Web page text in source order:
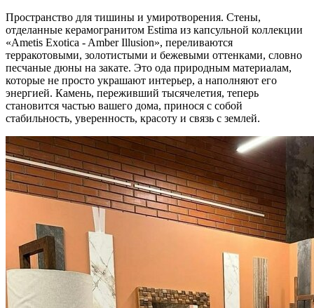
Пространство для тишины и умиротворения. Стены,
отделанные керамогранитом Estima из капсульной коллекции
«Ametis Exotica - Amber Illusion», переливаются
терракотовыми, золотистыми и бежевыми оттенками, словно
песчаные дюны на закате. Это ода природным материалам,
которые не просто украшают интерьер, а наполняют его
энергией. Камень, переживший тысячелетия, теперь
становится частью вашего дома, принося с собой
стабильность, уверенность, красоту и связь с землей.